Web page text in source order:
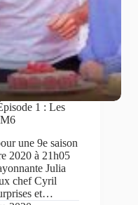
1 : Les
une 9e saison
2020 à 21h05
Julia
chef Cyril
et…